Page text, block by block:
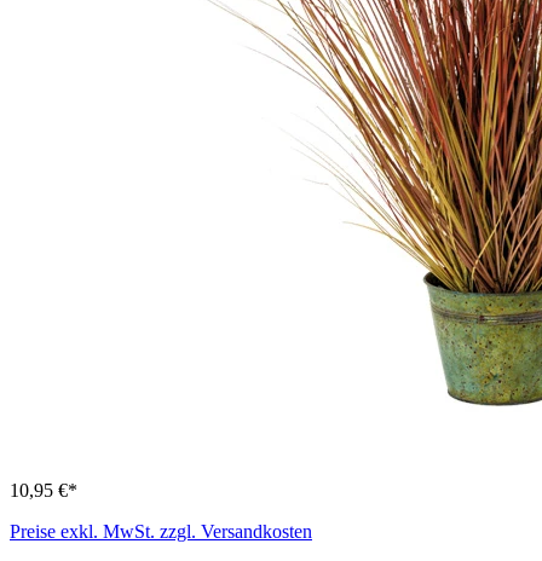
10,95 €*
Preise exkl. MwSt. zzgl. Versandkosten